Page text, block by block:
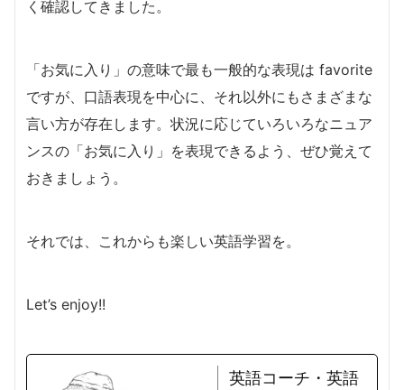
く確認してきました。
「お気に入り」の意味で最も一般的な表現は favorite
ですが、口語表現を中心に、それ以外にもさまざまな
言い方が存在します。状況に応じていろいろなニュア
ンスの「お気に入り」を表現できるよう、ぜひ覚えて
おきましょう。
それでは、これからも楽しい英語学習を。
Let’s enjoy!!
英語コーチ・英語